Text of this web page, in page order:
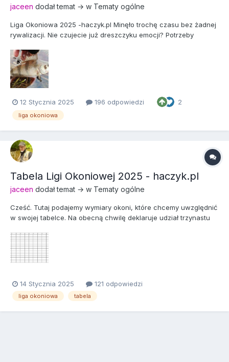
jaceen dodał temat → w Tematy ogólne
Liga Okoniowa 2025 -haczyk.pl Minęło trochę czasu bez żadnej
rywalizacji. Nie czujecie już dreszczyku emocji? Potrzeby
wzajemne mobilizowanie, dopieszczanie sprzętu, szukanie
tajemnych łowisk i przynęt. Przecież to tylko 10 okoni! B...
12 Stycznia 2025 196 odpowiedzi 2
liga okoniowa
Tabela Ligi Okoniowej 2025 - haczyk.pl
jaceen dodał temat → w Tematy ogólne
Cześć. Tutaj podajemy wymiary okoni, które chcemy uwzględnić
w swojej tabelce. Na obecną chwilę deklaruje udział trzynastu
wolę. Jak zwykle proszę o chętnego do prowadzenia i
pilnowania zgłoszeń. Ja niestety w tym jestem nie najlepszy.
14 Stycznia 2025 121 odpowiedzi
liga okoniowa tabela